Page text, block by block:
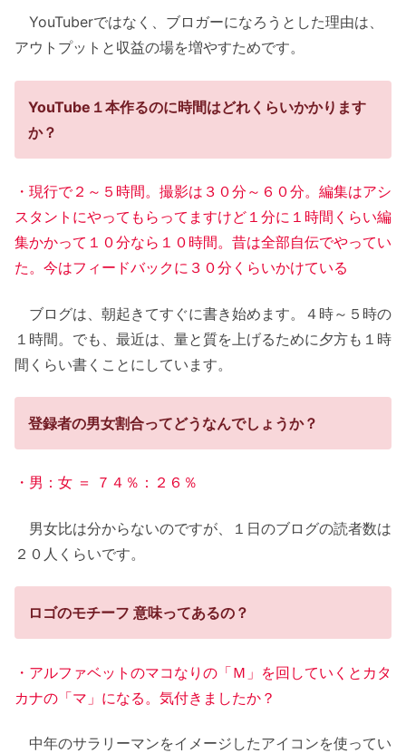
YouTuberではなく、ブロガーになろうとした理由は、
アウトプットと収益の場を増やすためです。
YouTube１本作るのに時間はどれくらいかかります
か？
・現行で２～５時間。撮影は３０分～６０分。編集はアシ
スタントにやってもらってますけど１分に１時間くらい編
集かかって１０分なら１０時間。昔は全部自伝でやってい
た。今はフィードバックに３０分くらいかけている
ブログは、朝起きてすぐに書き始めます。４時～５時の
１時間。でも、最近は、量と質を上げるために夕方も１時
間くらい書くことにしています。
登録者の男女割合ってどうなんでしょうか？
・男：女 ＝ ７４％：２６％
男女比は分からないのですが、１日のブログの読者数は
２０人くらいです。
ロゴのモチーフ 意味ってあるの？
・アルファベットのマコなりの「Ｍ」を回していくとカタ
カナの「マ」になる。気付きましたか？
中年のサラリーマンをイメージしたアイコンを使ってい